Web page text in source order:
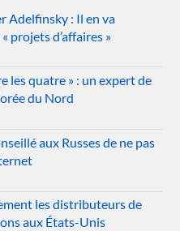
Adelfinsky : Il en va
projets d’affaires »
les quatre » : un expert de
du Nord
aux Russes de ne pas
les distributeurs de
aux États-Unis